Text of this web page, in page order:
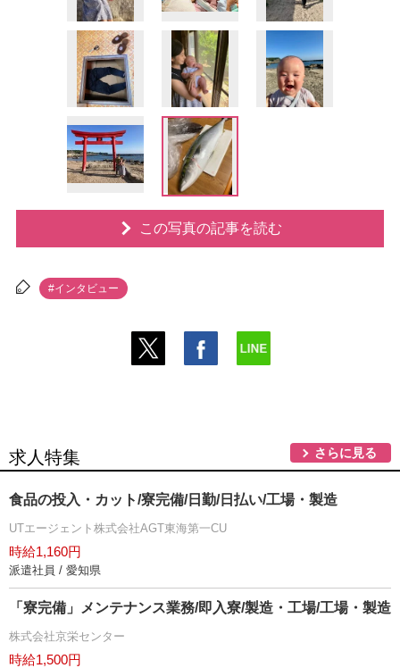
この写真の記事を読む
#インタビュー
求人特集 さらに見る
食品の投入・カット/寮完備/日勤/日払い/工場・製造
UTエージェント株式会社AGT東海第一CU
時給1,160円
派遣社員 / 愛知県
「寮完備」メンテナンス業務/即入寮/製造・工場/工場・製造
株式会社京栄センター
時給1,500円